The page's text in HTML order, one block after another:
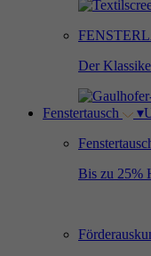
Der
Fenstertausch ▾
Bis zu 25%